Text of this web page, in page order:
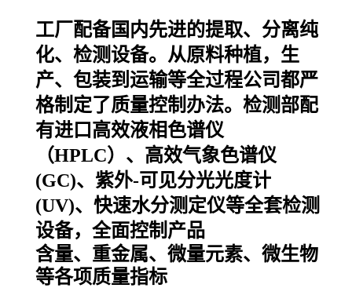
工厂配备国内先进的提取、分离纯
化、检测设备。从原料种植，生
产、包装到运输等全过程公司都严
格制定了质量控制办法。检测部配
有进口高效液相色谱仪
（HPLC）、高效气象色谱仪
(GC)、紫外-可见分光光度计
(UV)、快速水分测定仪等全套检测
设备，全面控制产品
含量、重金属、微量元素、微生物
等各项质量指标